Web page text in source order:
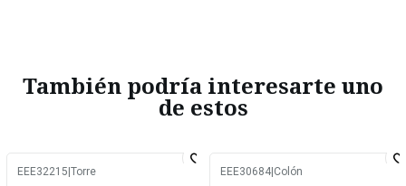
También podría interesarte uno
de estos
EEE32215 Torre EEE30684 Colón